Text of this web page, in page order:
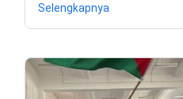
Selengkapnya